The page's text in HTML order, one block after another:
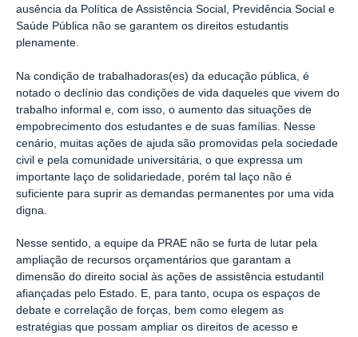
ausência da Política de Assistência Social, Previdência Social e
Saúde Pública não se garantem os direitos estudantis
plenamente.
Na condição de trabalhadoras(es) da educação pública, é
notado o declínio das condições de vida daqueles que vivem do
trabalho informal e, com isso, o aumento das situações de
empobrecimento dos estudantes e de suas famílias. Nesse
cenário, muitas ações de ajuda são promovidas pela sociedade
civil e pela comunidade universitária, o que expressa um
importante laço de solidariedade, porém tal laço não é
suficiente para suprir as demandas permanentes por uma vida
digna.
Nesse sentido, a equipe da PRAE não se furta de lutar pela
ampliação de recursos orçamentários que garantam a
dimensão do direito social às ações de assistência estudantil
afiançadas pelo Estado. E, para tanto, ocupa os espaços de
debate e correlação de forças, bem como elegem as
estratégias que possam ampliar os direitos de acesso e